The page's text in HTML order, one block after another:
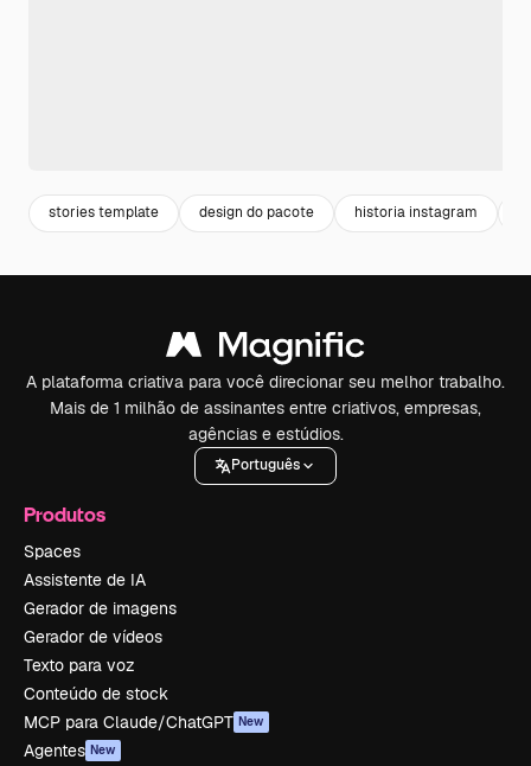
stories template design do pacote historia instagram
A plataforma criativa para você direcionar seu melhor trabalho.
Mais de 1 milhão de assinantes entre criativos, empresas,
agências e estúdios.
Português
Produtos
Spaces
Assistente de IA
Gerador de imagens
Gerador de vídeos
Texto para voz
Conteúdo de stock
MCP para Claude/ChatGPT New
Agentes New